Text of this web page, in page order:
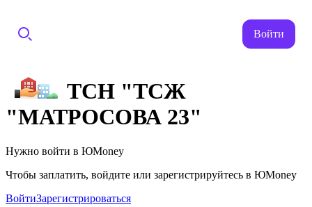
Войти
ТСН "ТСЖ
"МАТРОСОВА 23"
Нужно войти в ЮMoney
Чтобы заплатить, войдите или зарегистрируйтесь в ЮMoney
ВойтиЗарегистрироваться